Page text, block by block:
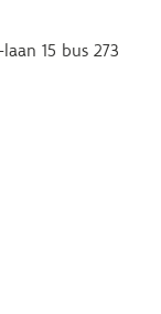
15 bus 273